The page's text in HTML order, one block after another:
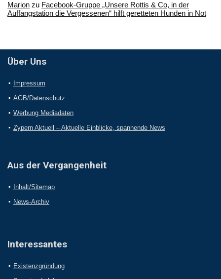
Marion zu Facebook-Gruppe „Unsere Rottis & Co, in der
Auffangstation die Vergessenen“ hilft geretteten Hunden in Not
Über Uns
Impressum
AGB/Datenschutz
Werbung Mediadaten
Zypern Aktuell – Aktuelle Einblicke, spannende News
Aus der Vergangenheit
Inhalt/Sitemap
News-Archiv
Interessantes
Existenzgründung